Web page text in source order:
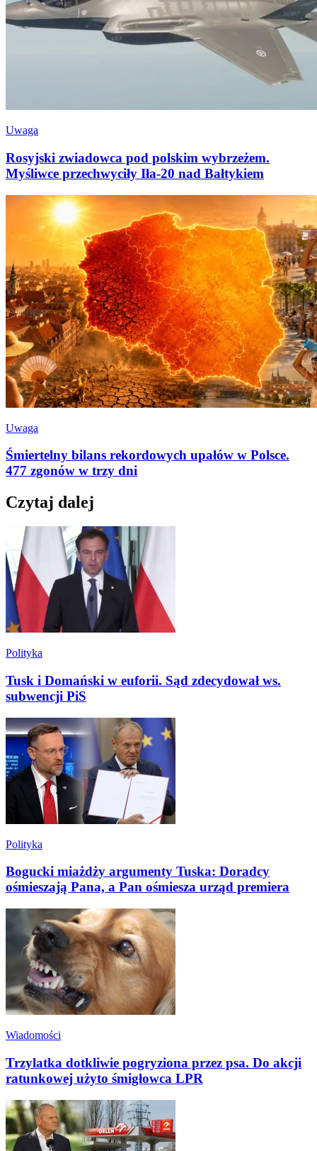
Uwaga
Rosyjski zwiadowca pod polskim wybrzeżem.
Myśliwce przechwyciły Iła-20 nad Bałtykiem
Uwaga
Śmiertelny bilans rekordowych upałów w Polsce.
477 zgonów w trzy dni
Czytaj dalej
Polityka
Tusk i Domański w euforii. Sąd zdecydował ws.
subwencji PiS
Polityka
Bogucki miażdży argumenty Tuska: Doradcy
ośmieszają Pana, a Pan ośmiesza urząd premiera
Wiadomości
Trzylatka dotkliwie pogryziona przez psa. Do akcji
ratunkowej użyto śmigłowca LPR